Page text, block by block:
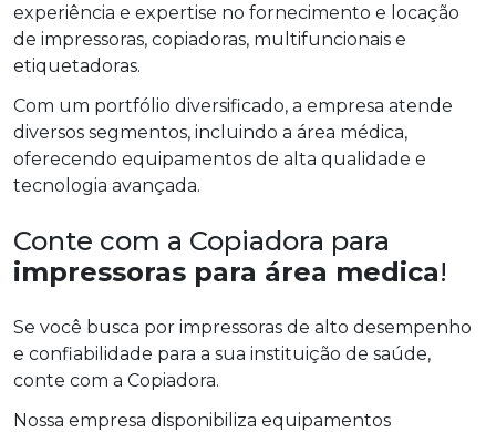
experiência e expertise no fornecimento e locação
de impressoras, copiadoras, multifuncionais e
etiquetadoras.
Com um portfólio diversificado, a empresa atende
diversos segmentos, incluindo a área médica,
oferecendo equipamentos de alta qualidade e
tecnologia avançada.
Conte com a Copiadora para
impressoras para área medica!
Se você busca por impressoras de alto desempenho
e confiabilidade para a sua instituição de saúde,
conte com a Copiadora.
Nossa empresa disponibiliza equipamentos